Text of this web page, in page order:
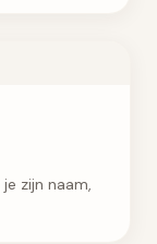
zijn naam,